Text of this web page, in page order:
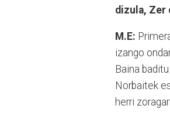
dizula, Zer
M.E:
izango
Baina
Norbaitek
herri